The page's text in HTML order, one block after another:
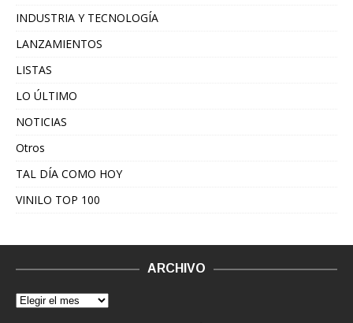
INDUSTRIA Y TECNOLOGÍA
LANZAMIENTOS
LISTAS
LO ÚLTIMO
NOTICIAS
Otros
TAL DÍA COMO HOY
VINILO TOP 100
ARCHIVO